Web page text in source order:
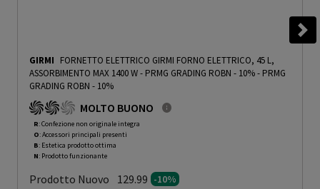
GIRMI FORNETTO ELETTRICO GIRMI FORNO ELETTRICO, 45 L,
ASSORBIMENTO MAX 1400 W - PRMG GRADING ROBN - 10%- PRMG
GRADING ROBN - 10%
MOLTO BUONO
R: Confezione non originale integra
O: Accessori principali presenti
B: Estetica prodotto ottima
N: Prodotto funzionante
Prodotto Nuovo 129.99 -10%